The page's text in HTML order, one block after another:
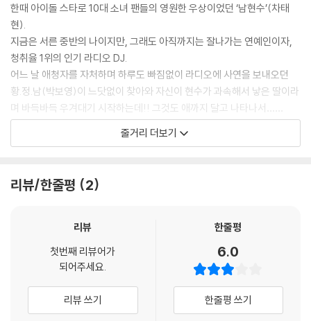
한때 아이돌 스타로 10대 소녀 팬들의 영원한 우상이었던 ‘남현수’(차태
현).
지금은 서른 중반의 나이지만, 그래도 아직까지는 잘나가는 연예인이자,
청취율 1위의 인기 라디오 DJ.
어느 날 애청자를 자처하며 하루도 빠짐없이 라디오에 사연을 보내오던
황.정.남(박보영)이 느닷없이 찾아와 자신이 현수가 과속해서 낳은 딸이라
며 바득바득 우겨대기 시작하는데!! 그것도 애까지 달고 나타나서……
현수의 집은 물론 나와바리인 방송국까지. 어디든 물불 안 가리고 쫓아다
니는 스토커 정남으로 인해 완벽했던 인생에 태클 한방 제대로 걸린 현수.
나 이제, 이거 한방 터지면 정말 끝이다! 끝!!
줄거리 더보기
리뷰/한줄평 2
리뷰
첫번째 리뷰어가
되어주세요.
리뷰 쓰기
한줄평
6.0
한줄평 쓰기